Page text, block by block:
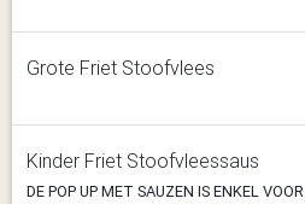
Grote Friet Stoofvlees
Kinder Friet Stoofvleessaus
DE POP UP MET SAUZEN IS ENKEL VOOR